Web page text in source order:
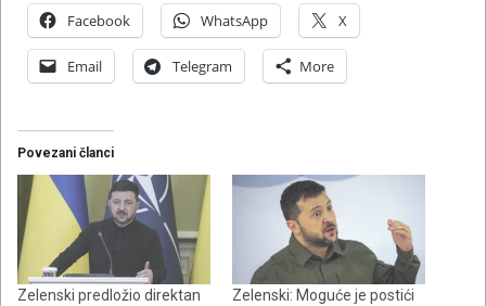
Facebook WhatsApp X
Email Telegram More
Povezani članci
Zelenski predložio direktan
Zelenski: Moguće je postići